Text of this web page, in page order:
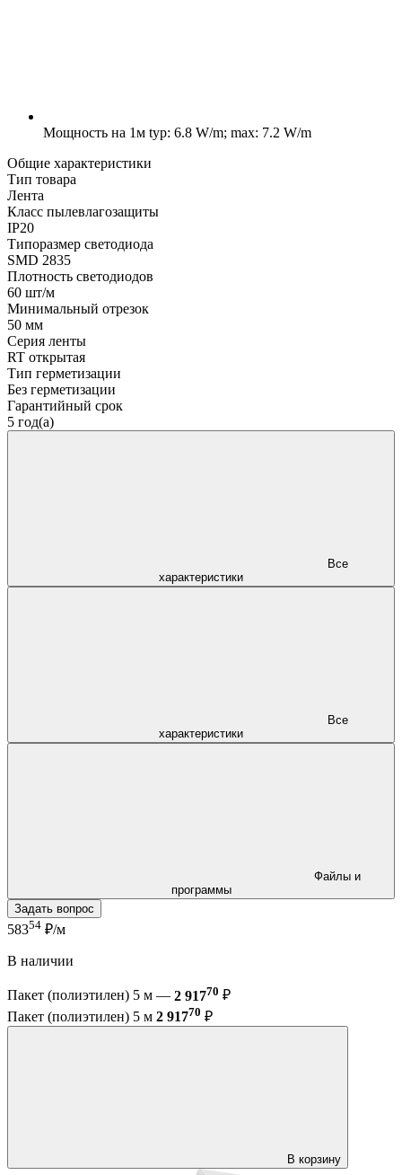
Мощность на 1м typ: 6.8 W/m; max: 7.2 W/m
Общие характеристики
Тип товара
Лента
Класс пылевлагозащиты
IP20
Типоразмер светодиода
SMD 2835
Плотность светодиодов
60 шт/м
Минимальный отрезок
50 мм
Серия ленты
RT открытая
Тип герметизации
Без герметизации
Гарантийный срок
5 год(а)
характеристики
характеристики
программы
Задать вопрос
58354 ₽/м
В наличии
Пакет (полиэтилен) 5 м — 2 91770 ₽
Пакет (полиэтилен) 5 м 2 91770 ₽
В корзину